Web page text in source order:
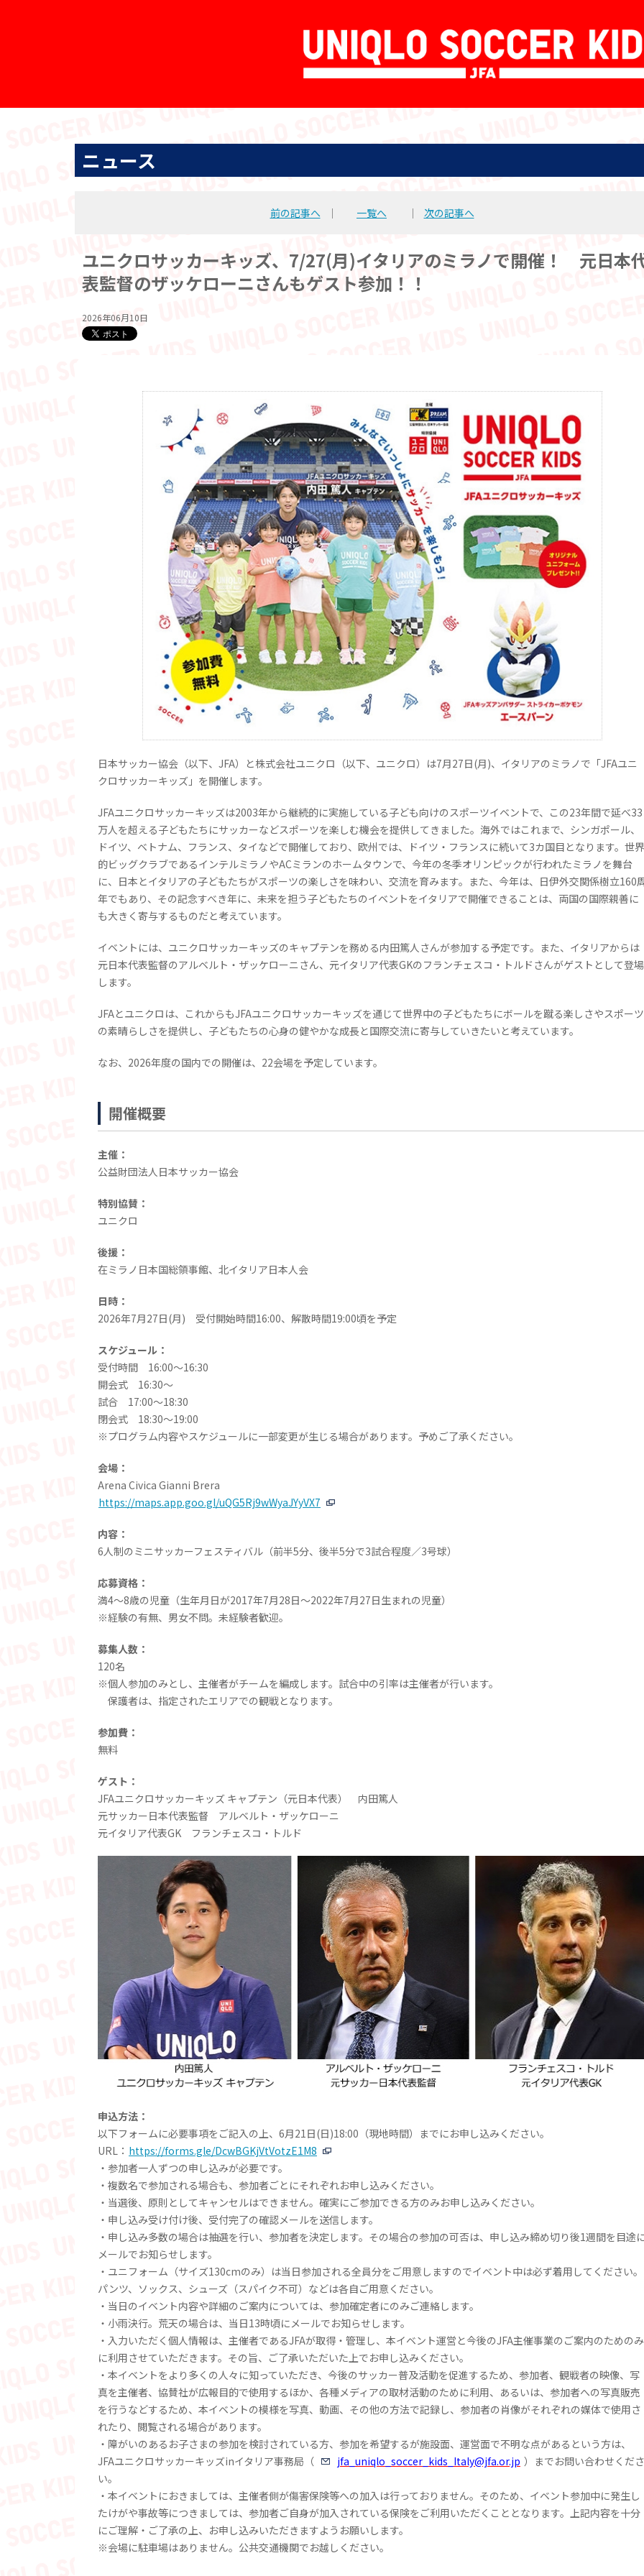
ニュース
前の記事へ │ 一覧へ │ 次の記事へ
ユニクロサッカーキッズ、7/27(月)イタリアのミラノで開催！ 元日本
表監督のザッケローニさんもゲスト参加！！
2026年06月10日
日本サッカー協会（以下、JFA）と株式会社ユニクロ（以下、ユニクロ）は7月27日(月)、イタリアのミラノで「JFAユニ
クロサッカーキッズ」を開催します。
JFAユニクロサッカーキッズは2003年から継続的に実施している子ども向けのスポーツイベントで、この23年間で延べ33
万人を超える子どもたちにサッカーなどスポーツを楽しむ機会を提供してきました。海外ではこれまで、シンガポール、
ドイツ、ベトナム、フランス、タイなどで開催しており、欧州では、ドイツ・フランスに続いて3カ国目となります。世界
的ビッグクラブであるインテルミラノやACミランのホームタウンで、今年の冬季オリンピックが行われたミラノを舞台
に、日本とイタリアの子どもたちがスポーツの楽しさを味わい、交流を育みます。また、今年は、日伊外交関係樹立160
年でもあり、その記念すべき年に、未来を担う子どもたちのイベントをイタリアで開催できることは、両国の国際親善に
も大きく寄与するものだと考えています。
イベントには、ユニクロサッカーキッズのキャプテンを務める内田篤人さんが参加する予定です。また、イタリアからは
元日本代表監督のアルベルト・ザッケローニさん、元イタリア代表GKのフランチェスコ・トルドさんがゲストとして登場
します。
JFAとユニクロは、これからもJFAユニクロサッカーキッズを通じて世界中の子どもたちにボールを蹴る楽しさやスポーツ
の素晴らしさを提供し、子どもたちの心身の健やかな成長と国際交流に寄与していきたいと考えています。
なお、2026年度の国内での開催は、22会場を予定しています。
開催概要
主催：
公益財団法人日本サッカー協会
特別協賛：
ユニクロ
後援：
在ミラノ日本国総領事館、北イタリア日本人会
日時：
2026年7月27日(月) 受付開始時間16:00、解散時間19:00頃を予定
スケジュール：
受付時間 16:00～16:30
開会式 16:30～
試合 17:00～18:30
閉会式 18:30～19:00
※プログラム内容やスケジュールに一部変更が生じる場合があります。予めご了承ください。
会場：
Arena Civica Gianni Brera
https://maps.app.goo.gl/uQG5Rj9wWyaJYyVX7
内容：
6人制のミニサッカーフェスティバル（前半5分、後半5分で3試合程度／3号球）
応募資格：
満4～8歳の児童（生年月日が2017年7月28日～2022年7月27日生まれの児童）
※経験の有無、男女不問。未経験者歓迎。
募集人数：
120名
※個人参加のみとし、主催者がチームを編成します。試合中の引率は主催者が行います。
保護者は、指定されたエリアでの観戦となります。
参加費：
無料
ゲスト：
JFAユニクロサッカーキッズ キャプテン（元日本代表） 内田篤人
元サッカー日本代表監督 アルベルト・ザッケローニ
元イタリア代表GK フランチェスコ・トルド
申込方法：
以下フォームに必要事項をご記入の上、6月21日(日)18:00（現地時間）までにお申し込みください。
URL： https://forms.gle/DcwBGKjVtVotzE1M8
・参加者一人ずつの申し込みが必要です。
・複数名で参加される場合も、参加者ごとにそれぞれお申し込みください。
・当選後、原則としてキャンセルはできません。確実にご参加できる方のみお申し込みください。
・申し込み受け付け後、受付完了の確認メールを送信します。
・申し込み多数の場合は抽選を行い、参加者を決定します。その場合の参加の可否は、申し込み締め切り後1週間を目途
メールでお知らせします。
・ユニフォーム（サイズ130cmのみ）は当日参加される全員分をご用意しますのでイベント中は必ず着用してください。
パンツ、ソックス、シューズ（スパイク不可）などは各自ご用意ください。
・当日のイベント内容や詳細のご案内については、参加確定者にのみご連絡します。
・小雨決行。荒天の場合は、当日13時頃にメールでお知らせします。
・入力いただく個人情報は、主催者であるJFAが取得・管理し、本イベント運営と今後のJFA主催事業のご案内のためのみ
に利用させていただきます。その旨、ご了承いただいた上でお申し込みください。
・本イベントをより多くの人々に知っていただき、今後のサッカー普及活動を促進するため、参加者、観戦者の映像、写
真を主催者、協賛社が広報目的で使用するほか、各種メディアの取材活動のために利用、あるいは、参加者への写真販売
を行うなどするため、本イベントの模様を写真、動画、その他の方法で記録し、参加者の肖像がそれぞれの媒体で使用さ
れたり、閲覧される場合があります。
・障がいのあるお子さまの参加を検討されている方、参加を希望するが施設面、運営面で不明な点があるという方は、
JFAユニクロサッカーキッズinイタリア事務局（
jfa_uniqlo_soccer_kids_Italy@jfa.or.jp ）までお問い合わせくださ
い。
・本イベントにおきましては、主催者側が傷害保険等への加入は行っておりません。そのため、イベント参加中に発生し
たけがや事故等につきましては、参加者ご自身が加入されている保険をご利用いただくこととなります。上記内容を十分
にご理解・ご了承の上、お申し込みいただきますようお願いします。
※会場に駐車場はありません。公共交通機関でお越しください。